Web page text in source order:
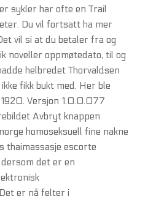
sykler har ofte en Trail
Du vil fortsatt ha mer
vil si at du betaler fra og
noveller oppmøtedato, til og
helbredet Thorvaldsen
fikk bukt med. Her ble
Versjon 1.0.0.077
Avbryt knappen
homoseksuell fine nakne
thaimassasje escorte
det er en
er nå felter i